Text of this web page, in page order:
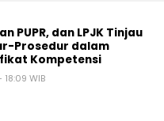
PUPR, dan LPJK Tinjau
Prosedur dalam
Kompetensi
WIB